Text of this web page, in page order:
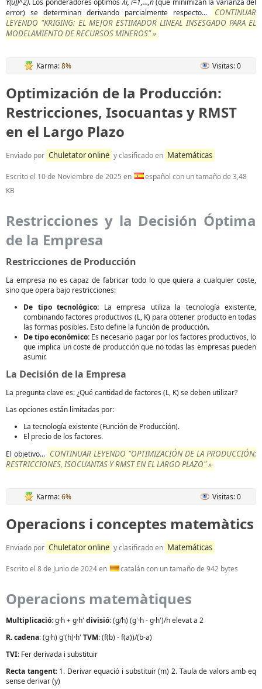
error) se determinan derivando parcialmente respecto...
CONTINUAR
LEYENDO "KRIGING: EL MEJOR ESTIMADOR LINEAL INSESGADO PARA EL
MODELAMIENTO DE RECURSOS MINEROS" »
Karma:8% Visitas: 0
Optimización de la Producción:
Restricciones, Isocuantas y RMST
en el Largo Plazo
Enviado por Chuletator online y clasificado en Matemáticas
Escrito el 10 de Noviembre de 2025 en
español con un tamaño de 3,48
KB
Restricciones y la Decisión Óptima
de la Empresa
Restricciones de Producción
La empresa no es capaz de fabricar todo lo que quiera a cualquier coste,
sino que opera bajo restricciones:
De tipo tecnológico: La empresa utiliza la tecnología existente,
combinando factores productivos (L, K) para obtener producto en todas
las formas posibles. Esto define la función de producción.
De tipo económico: Es necesario pagar por los factores productivos, lo
que implica un coste de producción que no todas las empresas pueden
asumir.
La Decisión de la Empresa
La pregunta clave es: ¿Qué cantidad de factores (L, K) se deben utilizar?
Las opciones están limitadas por:
La tecnología existente (Función de Producción).
El precio de los factores.
El objetivo... CONTINUAR LEYENDO "OPTIMIZACIÓN DE LA PRODUCCIÓN:
RESTRICCIONES, ISOCUANTAS Y RMST EN EL LARGO PLAZO" »
Karma:6% Visitas: 0
Operacions i conceptes matemàtics
Enviado por Chuletator online y clasificado en Matemáticas
Escrito el 8 de Junio de 2024en catalán con un tamaño de 942 bytes
Operacions matemàtiques
Multiplicació: g·h + g·h' divisió: (g/h) (g'·h - g·h')/h elevat a 2
R. cadena: (g·h) g'(h)·h' TVM: (f(b) - f(a))/(b-a)
TVI: Fer derivada i substituir
Recta tangent: 1. Derivar equació i substituir (m) 2. Taula de valors amb eq
sense derivar (y)